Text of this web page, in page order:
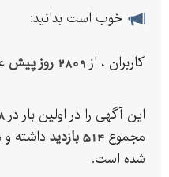
خوب است بدانید:
کاربران ، از 2809 روز پیش
این آگهی را در اولین بار در
مجموع 514 بازدید داشته و
شده است.